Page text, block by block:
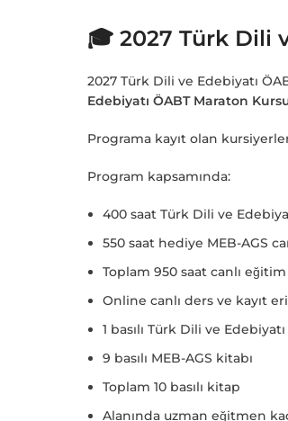
🎓 2027 Türk Dili
2027 Türk Dili ve Edebiyatı
Edebiyatı ÖABT Maraton
Programa kayıt olan
Program kapsamında:
400 saat Türk Dili ve
550 saat hediye MEB-AGS
Toplam 950 saat canlı eğitim
Online canlı ders ve kayıt
1 basılı Türk Dili ve
9 basılı MEB-AGS kitabı
Toplam 10 basılı kitap
Alanında uzman eğitmen